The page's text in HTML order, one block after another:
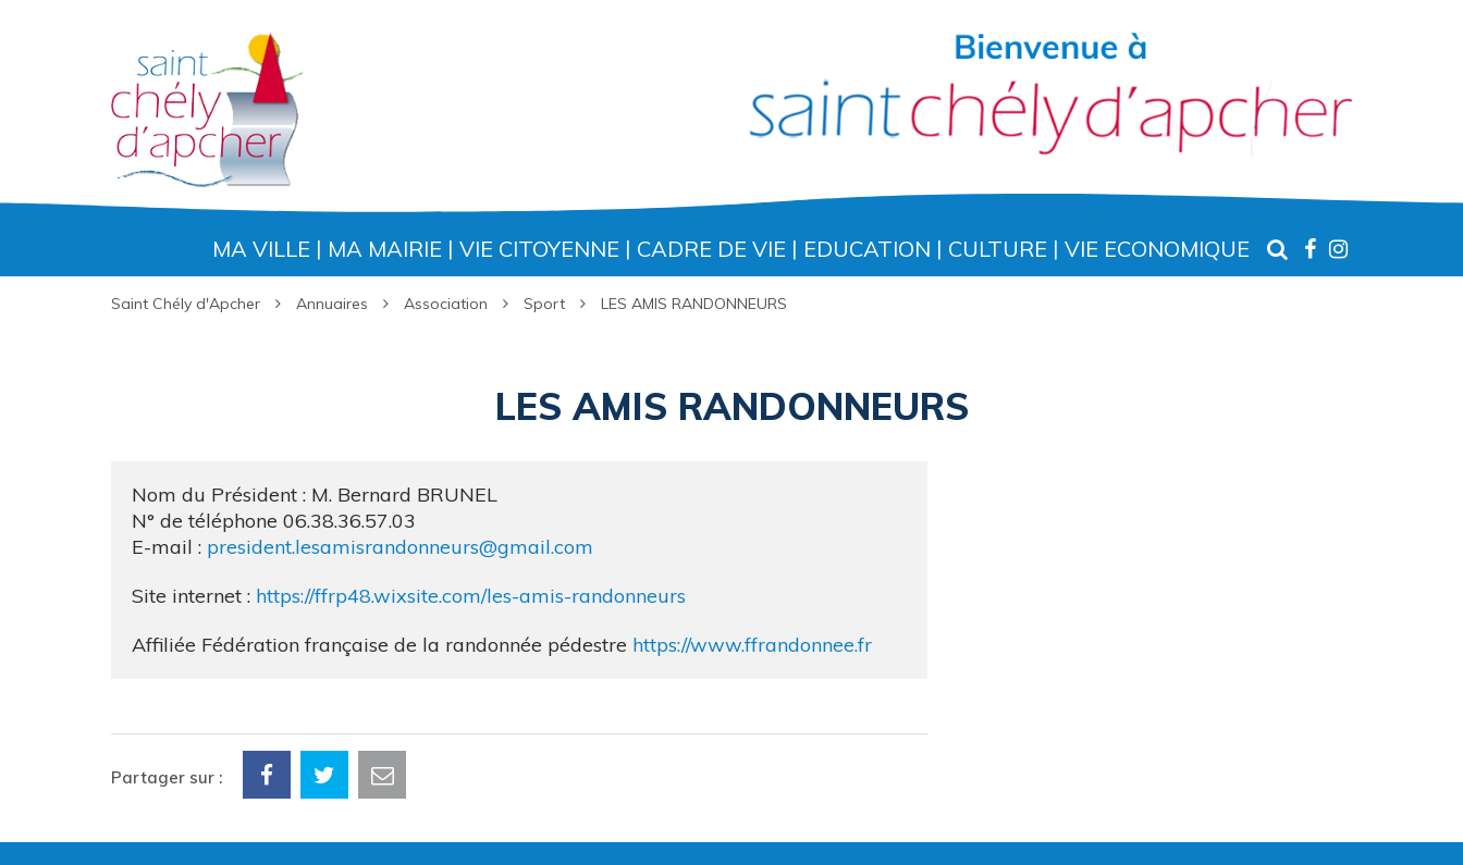
MA VILLE MA MAIRIE VIE CITOYENNE CADRE DE VIE EDUCATION CULTURE VIE ECONOMIQUE RECHERCHE
LIEN
VERSVERS
Saint Chély d'Apcher Annuaires Association Sport LES AMIS RANDONNEURS
LES AMIS RANDONNEURS
Nom du Président : M. Bernard BRUNEL
N° de téléphone 06.38.36.57.03
E-mail : president.lesamisrandonneurs@gmail.com
Site internet : https://ffrp48.wixsite.com/les-amis-randonneurs
Affiliée Fédération française de la randonnée pédestre https://www.ffrandonnee.fr
Partager sur :